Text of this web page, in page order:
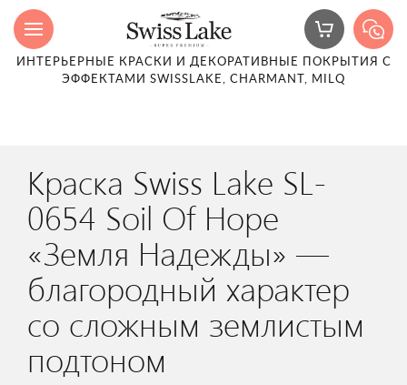
ИНТЕРЬЕРНЫЕ КРАСКИ И ДЕКОРАТИВНЫЕ ПОКРЫТИЯ С
ЭФФЕКТАМИ SWISSLAKE, CHARMANT, MILQ
Краска Swiss Lake SL-
0654 Soil Of Hope
«Земля Надежды» —
благородный характер
со сложным землистым
подтоном